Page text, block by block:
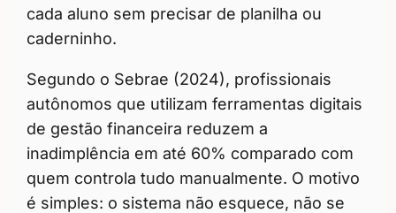
cada aluno sem precisar de planilha ou
caderninho.
Segundo o Sebrae (2024), profissionais
autônomos que utilizam ferramentas digitais
de gestão financeira reduzem a
inadimplência em até 60% comparado com
quem controla tudo manualmente. O motivo
é simples: o sistema não esquece, não se